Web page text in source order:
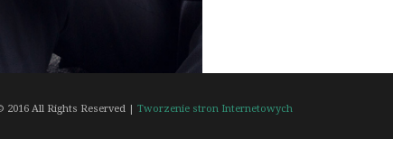
All Rights Reserved | Tworzenie stron Internetowych